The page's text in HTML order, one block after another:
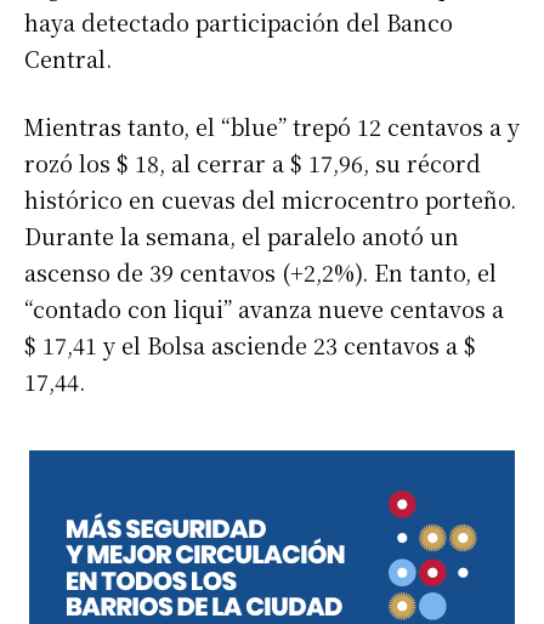
haya detectado participación del Banco
Central.
Mientras tanto, el “blue” trepó 12 centavos a y
rozó los $ 18, al cerrar a $ 17,96, su récord
histórico en cuevas del microcentro porteño.
Durante la semana, el paralelo anotó un
ascenso de 39 centavos (+2,2%). En tanto, el
“contado con liqui” avanza nueve centavos a
$ 17,41 y el Bolsa asciende 23 centavos a $
17,44.